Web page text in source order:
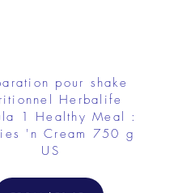
pour shake
Herbalife
1 Healthy Meal :
'n Cream 750 g
US